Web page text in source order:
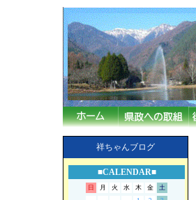
祥ちゃんブログ
■CALENDAR■
日 月 火 水 木 金
土